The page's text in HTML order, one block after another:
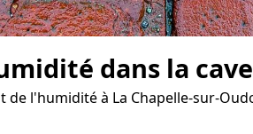
dans la cave
l'humidité à La Chapelle-sur-